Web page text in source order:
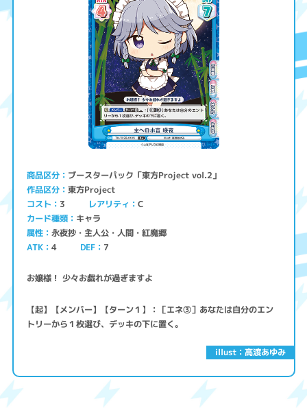
illust：高渡あゆみ
商品区分 ブースターパック「東方Project vol.2」
作品区分 東方Project
コスト 3 レアリティ C
カード種類 キャラ
属性 永夜抄・主人公・人間・紅魔郷
ATK 4 DEF 7
お嬢様！ 少々お戯れが過ぎますよ
【起】【メンバー】【ターン１】：［エネ③］あなたは自分のエン
トリーから１枚選び、デッキの下に置く。